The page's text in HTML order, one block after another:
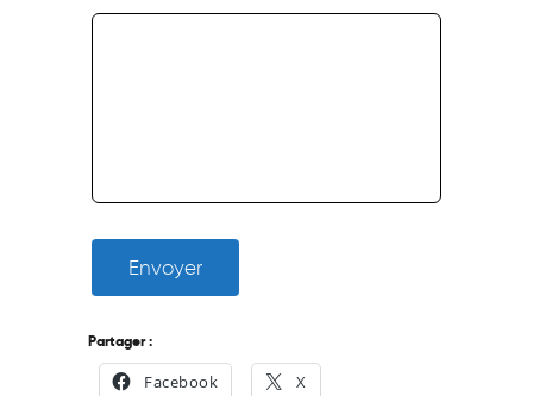
Envoyer
Partager :
Facebook X